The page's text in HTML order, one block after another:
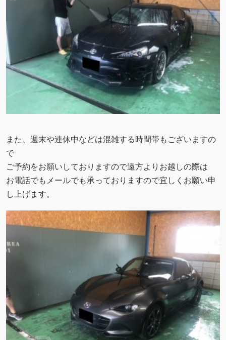
また、週末や連休中などは混雑する時間帯もございますの
で
ご予約をお願いしておりますので遠方よりお越しの際は
お電話でもメールでも承っておりますので宜しくお願い申
し上げます。